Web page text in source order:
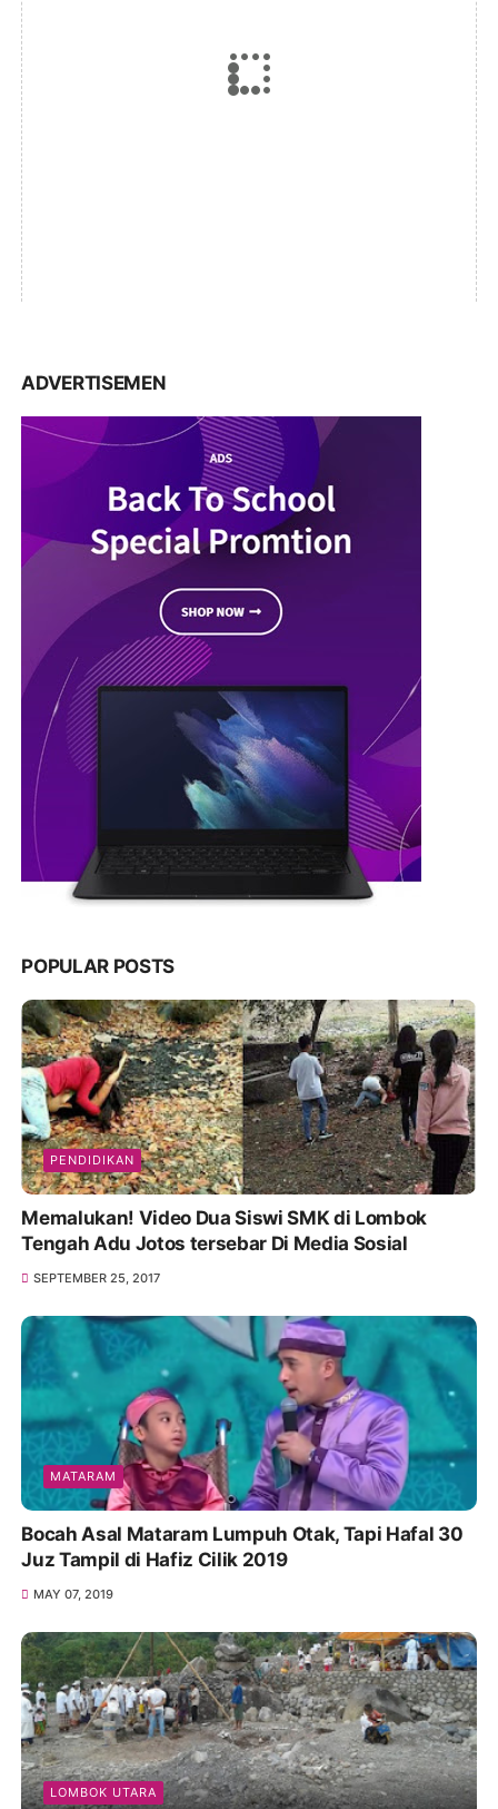
ADVERTISEMEN
POPULAR POSTS
PENDIDIKAN
Memalukan! Video Dua Siswi SMK di Lombok
Tengah Adu Jotos tersebar Di Media Sosial
SEPTEMBER 25, 2017
MATARAM
Bocah Asal Mataram Lumpuh Otak, Tapi Hafal 30
Juz Tampil di Hafiz Cilik 2019
MAY 07, 2019
LOMBOK UTARA